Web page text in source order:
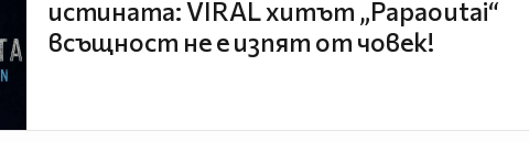
истината: VIRAL хитът „Papaoutai“
всъщност не е изпят от човек!